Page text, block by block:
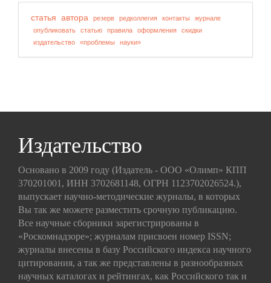
статья автора резерв редколлегия контакты
журнале
опубликовать
статью правила оформления
скидки
издательство
«проблемы науки»
Издательство
Основано в 2009 году (Издатель - ООО «Олимп» КПП
370201001, ИНН 3702681148, ОГРН 1123702026524.),
выпускает научно-методические журналы, в которых
Вы так же можете разместить срочную публикацию.
Все научные сборники зарегистрированы в
«Роскомнадзоре»; журналам присвоен номер ISSN;
журналы внесены в базу Российского индекса научного
цитирования, а так же представлены в разнообразных
научных каталогах и рейтингах, как Российского так и